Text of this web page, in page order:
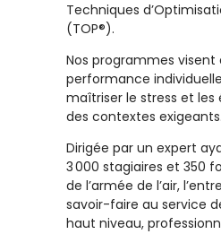
Techniques
(TOP®).
Nos programmes visent
performance
maîtriser le stress et les
des contextes exigeants.
Dirigée par un expert
3 000 stagiaires et 350
de l’armée de l’air,
savoir-faire au service
haut niveau,